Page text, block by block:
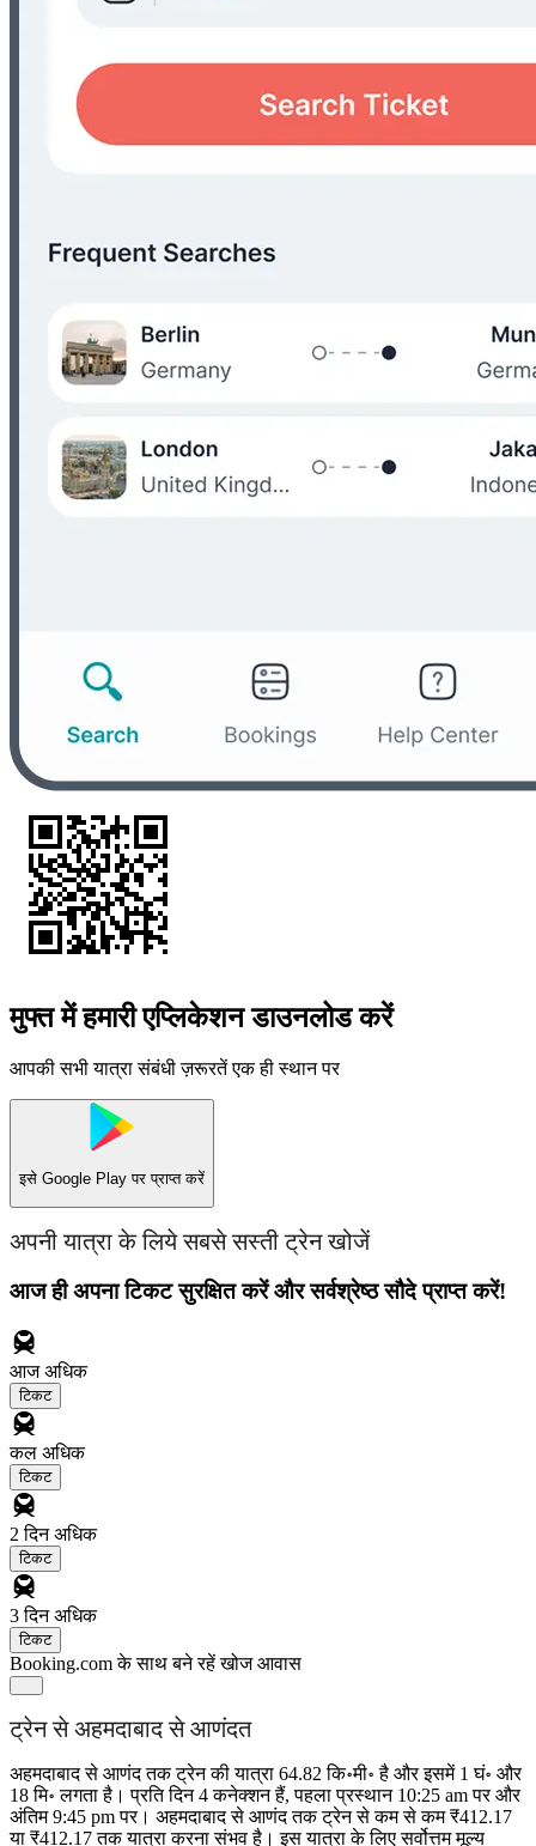
मुफ्त में हमारी एप्लिकेशन डाउनलोड करें
आपकी सभी यात्रा संबंधी ज़रूरतें एक ही स्थान पर
इसे Google Play पर प्राप्त करें
अपनी यात्रा के लिये सबसे सस्ती ट्रेन खोजें
आज ही अपना टिकट सुरक्षित करें और सर्वश्रेष्ठ सौदे प्राप्त करें!
आजअधिक
टिकट
कल अधिक
टिकट
2 दिनअधिक
टिकट
3 दिनअधिक
टिकट
Booking.com के साथ बने रहें खोज आवास
ट्रेन से अहमदाबाद से आणंदत
अहमदाबाद से आणंद तक ट्रेन की यात्रा 64.82 कि॰मी॰ है और इसमें 1 घं॰ और
18 मि॰ लगता है। प्रति दिन 4 कनेक्शन हैं, पहला प्रस्थान 10:25 am पर और
अंतिम 9:45 pm पर। अहमदाबाद से आणंद तक ट्रेन से कम से कम ₹412.17
या ₹412.17 तक यात्रा करना संभव है। इस यात्रा के लिए सर्वोत्तम मूल्य